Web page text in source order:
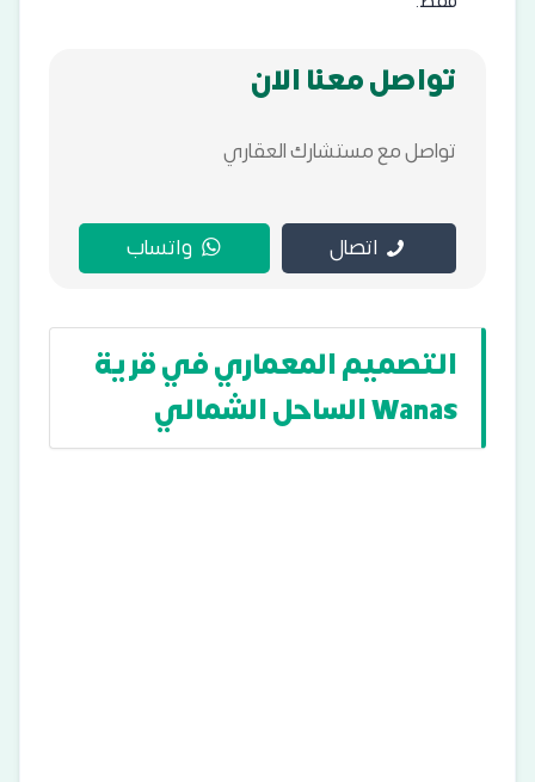
تواصل معنا الان
تواصل مع مستشارك العقاري
اتصال واتساب
التصميم المعماري في قرية
Wanas الساحل الشمالي